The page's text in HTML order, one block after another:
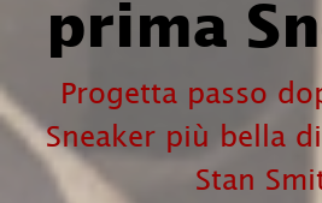
prima
Progetta passo
Sneaker più bella
Stan